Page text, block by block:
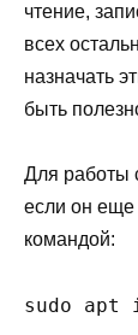
чтение,
всех
назначать
быть
Для работы
если он еще
командой:
sudo